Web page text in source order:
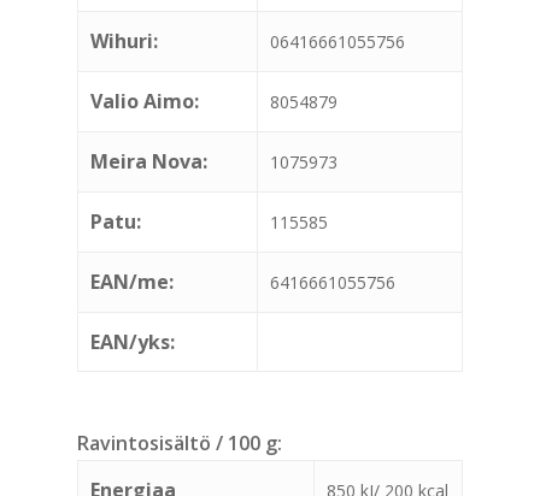
Wihuri: 06416661055756
Valio Aimo: 8054879
Meira Nova: 1075973
Patu: 115585
EAN/me: 6416661055756
EAN/yks:
Ravintosisältö / 100 g:
Energiaa
850 kJ/ 200 kcal